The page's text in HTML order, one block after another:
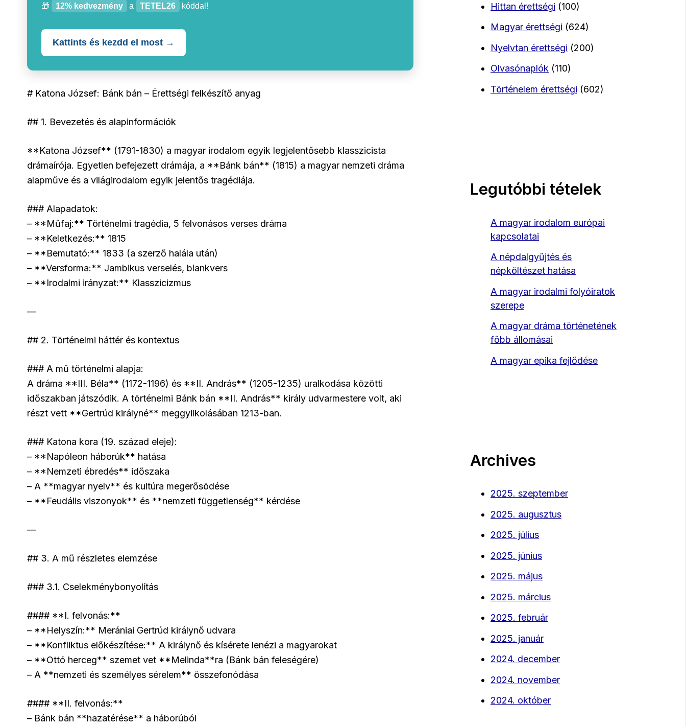
🎁 12% kedvezmény a TETEL26 kóddal!
Kattints és kezdd el most →
# Katona József: Bánk bán – Érettségi felkészítő anyag
## 1. Bevezetés és alapinformációk
**Katona József** (1791-1830) a magyar irodalom egyik legjelentősebb klasszicista
drámaírója. Egyetlen befejezett drámája, a **Bánk bán** (1815) a magyar nemzeti dráma
alapműve és a világirodalom egyik jelentős tragédiája.
### Alapadatok:
– **Műfaj:** Történelmi tragédia, 5 felvonásos verses dráma
– **Keletkezés:** 1815
– **Bemutató:** 1833 (a szerző halála után)
– **Versforma:** Jambikus verselés, blankvers
– **Irodalmi irányzat:** Klasszicizmus
—
## 2. Történelmi háttér és kontextus
### A mű történelmi alapja:
A dráma **III. Béla** (1172-1196) és **II. András** (1205-1235) uralkodása közötti
időszakban játszódik. A történelmi Bánk bán **II. András** király udvarmestere volt, aki
részt vett **Gertrúd királyné** meggyilkolásában 1213-ban.
### Katona kora (19. század eleje):
– **Napóleon háborúk** hatása
– **Nemzeti ébredés** időszaka
– A **magyar nyelv** és kultúra megerősödése
– **Feudális viszonyok** és **nemzeti függetlenség** kérdése
—
## 3. A mű részletes elemzése
### 3.1. Cselekménybonyolítás
#### **I. felvonás:**
– **Helyszín:** Merániai Gertrúd királynő udvara
– **Konfliktus előkészítése:** A királynő és kísérete lenézi a magyarokat
– **Ottó herceg** szemet vet **Melinda**ra (Bánk bán feleségére)
– A **nemzeti és személyes sérelem** összefonódása
#### **II. felvonás:**
– Bánk bán **hazatérése** a háborúból
Hittan érettségi (100)
Magyar érettségi (624)
Nyelvtan érettségi (200)
Olvasónaplók (110)
Történelem érettségi (602)
Legutóbbi tételek
A magyar irodalom európai
kapcsolatai
A népdalgyűjtés és
népköltészet hatása
A magyar irodalmi folyóiratok
szerepe
A magyar dráma történetének
főbb állomásai
A magyar epika fejlődése
Archives
2025. szeptember
2025. augusztus
2025. július
2025. június
2025. május
2025. március
2025. február
2025. január
2024. december
2024. november
2024. október